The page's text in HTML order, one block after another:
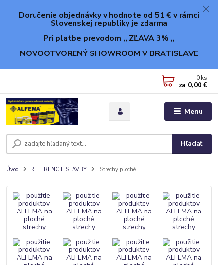
Doručenie objednávky v hodnote od 51 € v rámci
Slovenskej republiky je zdarma
Pri platbe prevodom ,, ZĽAVA 3% ,,
NOVOOTVORENÝ SHOWROOM V BRATISLAVE
Menu
Hľadať
0 ks
za 0,00 €
Úvod REFERENCIE STAVBY Strechy ploché